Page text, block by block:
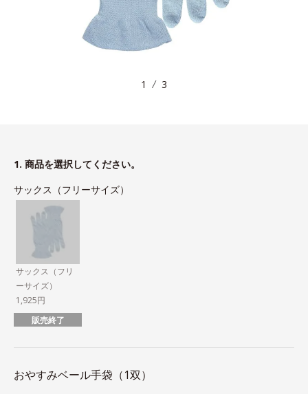
1 3
1. 商品を選択してください。
サックス（フリーサイズ）
サックス（フリ
ーサイズ）
1,925円
販売終了
おやすみベール手袋（1双）